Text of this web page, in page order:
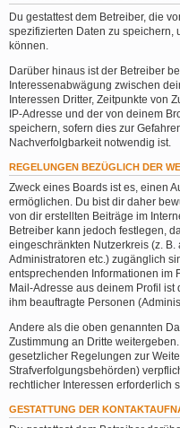
Du gestattest dem Betreiber, die
spezifizierten Daten zu speichern,
können.
Darüber hinaus ist der Betreiber
Interessenabwägung zwischen
Interessen Dritter, Zeitpunkte von
IP-Adresse und der von deinem
speichern, sofern dies zur
Nachverfolgbarkeit notwendig ist.
REGELUNGEN BEZÜGLICH DER
Zweck eines Boards ist es, einen
ermöglichen. Du bist dir daher
von dir erstellten Beiträge im
Betreiber kann jedoch festlegen,
eingeschränkten Nutzerkreis (z. B.
Administratoren etc.) zugänglich
entsprechenden Informationen im
Mail-Adresse aus deinem Profil
ihm beauftragte Personen
Andere als die oben genannten
Zustimmung an Dritte
gesetzlicher Regelungen zur
Strafverfolgungsbehörden)
rechtlicher Interessen erforderlich
GESTATTUNG DER